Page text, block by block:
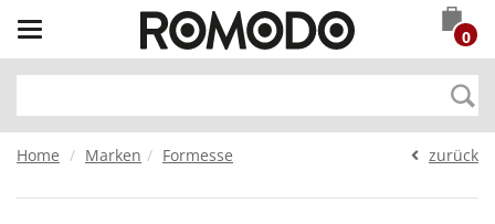
Toggle
navigation
0
Home Marken Formesse zurück